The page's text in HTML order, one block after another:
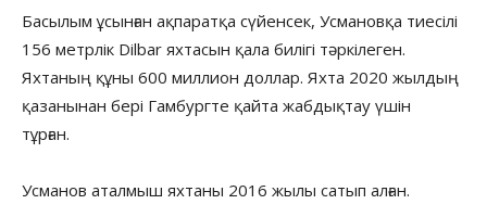
Басылым ұсынған ақпаратқа сүйенсек, Усмановқа тиесілі
156 метрлік Dilbar яхтасын қала билігі тәркілеген.
Яхтаның құны 600 миллион доллар. Яхта 2020 жылдың
қазанынан бері Гамбургте қайта жабдықтау үшін
тұрған.
Усманов аталмыш яхтаны 2016 жылы сатып алған.